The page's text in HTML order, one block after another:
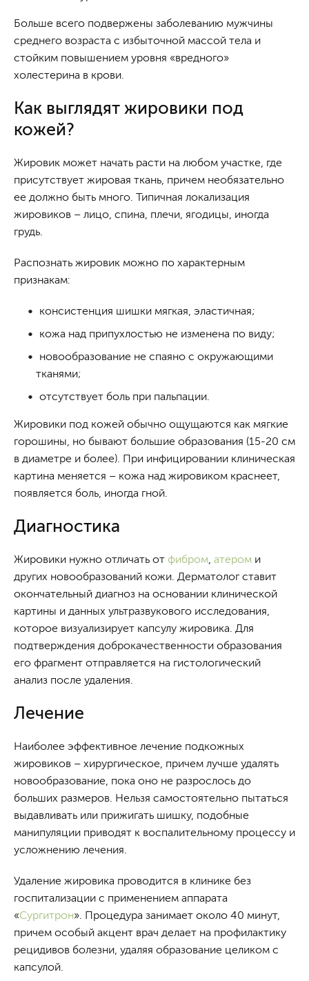
Больше всего подвержены заболеванию мужчины
среднего возраста с избыточной массой тела и
стойким повышением уровня «вредного»
холестерина в крови.
Как выглядят жировики под
кожей?
Жировик может начать расти на любом участке, где
присутствует жировая ткань, причем необязательно
ее должно быть много. Типичная локализация
жировиков – лицо, спина, плечи, ягодицы, иногда
грудь.
Распознать жировик можно по характерным
признакам:
консистенция шишки мягкая, эластичная;
кожа над припухлостью не изменена по виду;
новообразование не спаяно с окружающими
тканями;
отсутствует боль при пальпации.
Жировики под кожей обычно ощущаются как мягкие
горошины, но бывают большие образования (15-20 см
в диаметре и более). При инфицировании клиническая
картина меняется – кожа над жировиком краснеет,
появляется боль, иногда гной.
Диагностика
Жировики нужно отличать от фибром атером и
других новообразований кожи. Дерматолог ставит
окончательный диагноз на основании клинической
картины и данных ультразвукового исследования,
которое визуализирует капсулу жировика. Для
подтверждения доброкачественности образования
его фрагмент отправляется на гистологический
анализ после удаления.
Лечение
Наиболее эффективное лечение подкожных
жировиков – хирургическое, причем лучше удалять
новообразование, пока оно не разрослось до
больших размеров. Нельзя самостоятельно пытаться
выдавливать или прижигать шишку, подобные
манипуляции приводят к воспалительному процессу и
усложнению лечения.
Удаление жировика проводится в клинике без
госпитализации с применением аппарата
«Сургитрон». Процедура занимает около 40 минут,
причем особый акцент врач делает на профилактику
рецидивов болезни, удаляя образование целиком с
капсулой.